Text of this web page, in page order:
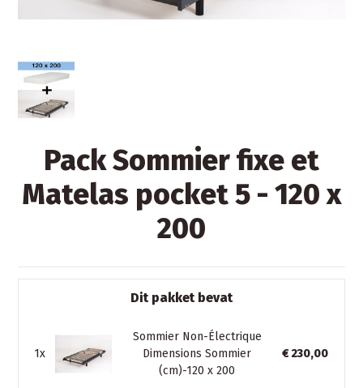
Pack Sommier fixe et
Matelas pocket 5 - 120 x
200
Dit pakket bevat
1x
Sommier Non-Électrique
Dimensions Sommier
(cm)-120 x 200
€ 230,00